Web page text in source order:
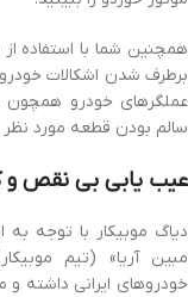
همچنین شما با استفاده
برطرف شدن اشکالات
عملگرهای خودرو همچون
سالم بودن قطعه مورد
عیب یابی بی نقص و
دیاگ موبیکار با توجه
مبین آریا» (تیم
خودروهای ایرانی داشته